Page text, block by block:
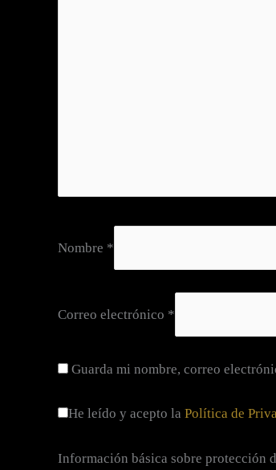
Nombre *
Correo electrónico *
Guarda mi nombre, correo
He leído y acepto la Política de
Información básica sobre protección